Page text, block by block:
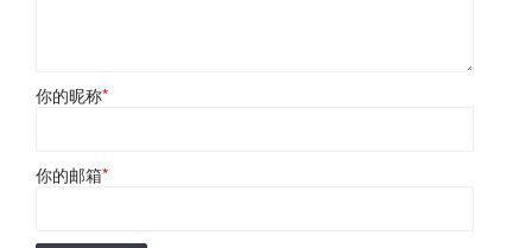
你的昵称*
你的邮箱*